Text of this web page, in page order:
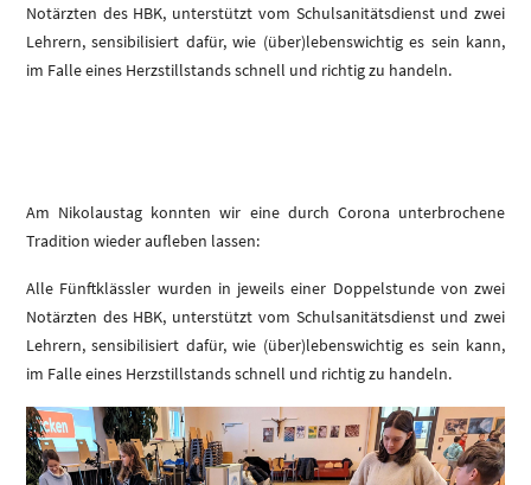
Notärzten des HBK, unterstützt vom Schulsanitätsdienst und zwei
Lehrern, sensibilisiert dafür, wie (über)lebenswichtig es sein kann,
im Falle eines Herzstillstands schnell und richtig zu handeln.
Am Nikolaustag konnten wir eine durch Corona unterbrochene
Tradition wieder aufleben lassen:
Alle Fünftklässler wurden in jeweils einer Doppelstunde von zwei
Notärzten des HBK, unterstützt vom Schulsanitätsdienst und zwei
Lehrern, sensibilisiert dafür, wie (über)lebenswichtig es sein kann,
im Falle eines Herzstillstands schnell und richtig zu handeln.